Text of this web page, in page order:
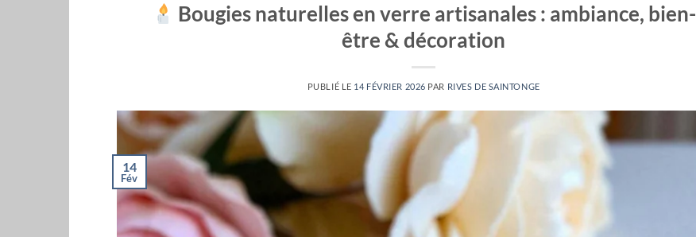
Bougies naturelles en verre artisanales : ambiance, bien-
être & décoration
PUBLIÉ LE 14 FÉVRIER 2026 PAR RIVES DE SAINTONGE
14
Fév